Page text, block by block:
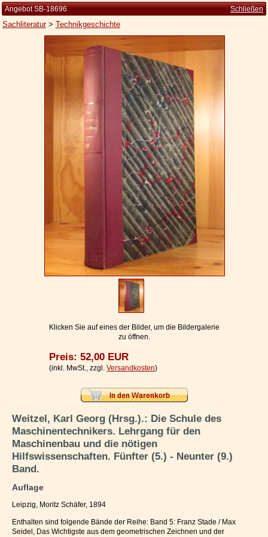
Die Brockhaus Auflagen
Zu den Angeboten
Widerrufsbelehrung
Geschäftsbedingungen
Datenschutzerklärung
Ihr Warenkorb
Angebot SB-18696 Schließen
Sachliteratur> Technikgeschichte
Klicken Sie auf eines der Bilder, um die Bildergalerie
zu öffnen.
Preis: 52,00 EUR
(inkl. MwSt., zzgl. Versandkosten)
Weitzel, Karl Georg (Hrsg.).: Die Schule des
Maschinentechnikers. Lehrgang für den
Maschinenbau und die nötigen
Hilfswissenschaften. Fünfter (5.) - Neunter (9.)
Band.
Auflage
Leipzig, Moritz Schäfer, 1894
Enthalten sind folgende Bände der Reihe: Band 5: Franz Stade / Max
Seidel, Das Wichtigste aus dem geometrischen Zeichnen und der